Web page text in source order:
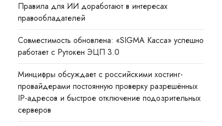
Правила для ИИ доработают в интересах
правообладателей
Совместимость обновлена: «SIGMA Касса» успешно
работает с Рутокен ЭЦП 3.0
Минцифры обсуждает с российскими хостинг-
провайдерами постоянную проверку разрешённых
IP-адресов и быстрое отключение подозрительных
серверов